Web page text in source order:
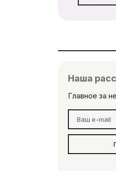
Наша
Главное за